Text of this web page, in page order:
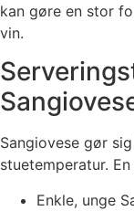
kan gøre en stor
vin.
Sangiovese gør
stuetemperatur.
Enkle, unge